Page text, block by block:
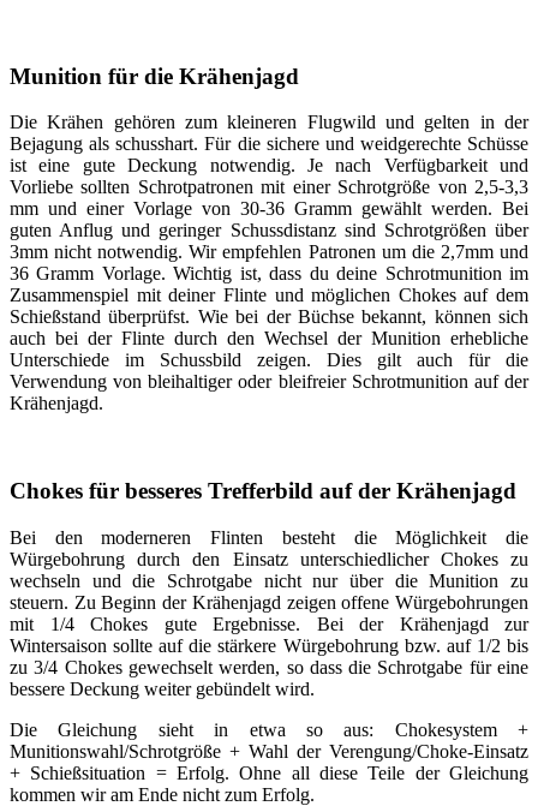
Munition für die Krähenjagd
Die Krähen gehören zum kleineren Flugwild und gelten in der
Bejagung als schusshart. Für die sichere und weidgerechte Schüsse
ist eine gute Deckung notwendig. Je nach Verfügbarkeit und
Vorliebe sollten Schrotpatronen mit einer Schrotgröße von 2,5-3,3
mm und einer Vorlage von 30-36 Gramm gewählt werden. Bei
guten Anflug und geringer Schussdistanz sind Schrotgrößen über
3mm nicht notwendig. Wir empfehlen Patronen um die 2,7mm und
36 Gramm Vorlage. Wichtig ist, dass du deine Schrotmunition im
Zusammenspiel mit deiner Flinte und möglichen Chokes auf dem
Schießstand überprüfst. Wie bei der Büchse bekannt, können sich
auch bei der Flinte durch den Wechsel der Munition erhebliche
Unterschiede im Schussbild zeigen. Dies gilt auch für die
Verwendung von bleihaltiger oder bleifreier Schrotmunition auf der
Krähenjagd.
Chokes für besseres Trefferbild auf der Krähenjagd
Bei den moderneren Flinten besteht die Möglichkeit die
Würgebohrung durch den Einsatz unterschiedlicher Chokes zu
wechseln und die Schrotgabe nicht nur über die Munition zu
steuern. Zu Beginn der Krähenjagd zeigen offene Würgebohrungen
mit 1/4 Chokes gute Ergebnisse. Bei der Krähenjagd zur
Wintersaison sollte auf die stärkere Würgebohrung bzw. auf 1/2 bis
zu 3/4 Chokes gewechselt werden, so dass die Schrotgabe für eine
bessere Deckung weiter gebündelt wird.
Die Gleichung sieht in etwa so aus: Chokesystem +
Munitionswahl/Schrotgröße + Wahl der Verengung/Choke-Einsatz
+ Schießsituation = Erfolg. Ohne all diese Teile der Gleichung
kommen wir am Ende nicht zum Erfolg.